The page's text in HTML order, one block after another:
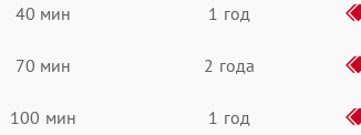
40 мин 1 год
70 мин 2 года
100 мин 1 год